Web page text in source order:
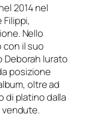
2014 nel
Filippi,
Nello
il suo
Deborah Iurato
posizione
oltre ad
di platino dalla
vendute.